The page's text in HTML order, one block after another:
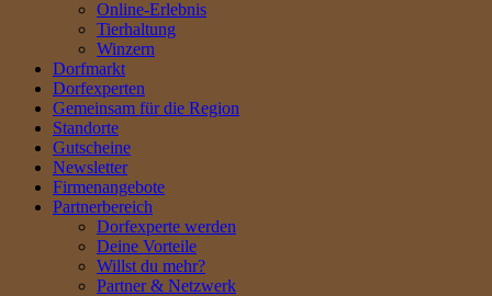
Online-Erlebnis
Tierhaltung
Winzern
Dorfmarkt
Dorfexperten
Gemeinsam für die Region
Standorte
Gutscheine
Newsletter
Firmenangebote
Partnerbereich
Dorfexperte werden
Deine Vorteile
Willst du mehr?
Partner & Netzwerk